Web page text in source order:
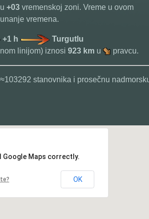
+03 vremenskoj zoni. Vreme u ovom
vremena.
+1 h
Turgutlu
linijom) iznosi 923 km u pravcu.
≈103292 stanovnika i prosečnu
Google Maps correctly.
OK